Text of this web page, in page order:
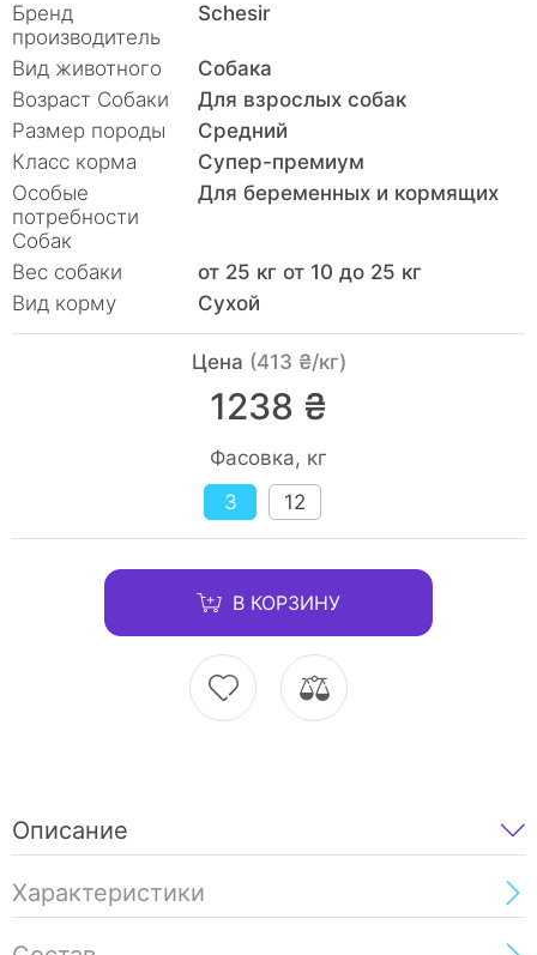
Бренд
производитель
Schesir
Вид животного
Собака
Возраст Собаки
Для взрослых собак
Размер породы
Средний
Класс корма
Супер-премиум
Особые
потребности
Собак
Для беременных и кормящих
Вес собаки
от 25 кг от 10 до 25 кг
Вид корму
Сухой
Цена (413 ₴/кг)
1238 ₴
Фасовка, кг
3
12
В КОРЗИНУ
Описание
Характеристики